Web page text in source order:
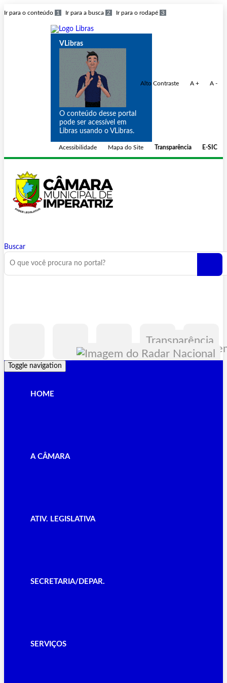
Ir para o conteúdo 1 Ir para a busca 2 Ir para o rodapé 3
VLibras
O conteúdo desse portal
pode ser acessível em
Libras usando o VLibras.
Alto Contraste A + A -
Acessibilidade Mapa do Site Transparência E-SIC
Buscar
Transparência
Toggle navigation
HOME
A CÂMARA
ATIV. LEGISLATIVA
SECRETARIA/DEPAR.
SERVIÇOS